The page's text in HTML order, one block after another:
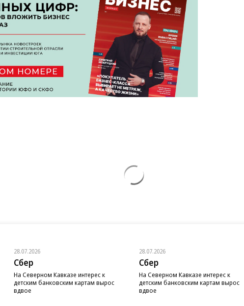
28.07.2026
Сбер
На Северном Кавказе интерес к
детским банковским картам вырос
вдвое
28.07.2026
Сбер
На Северном Кавказе интерес к
детским банковским картам вырос
вдвое